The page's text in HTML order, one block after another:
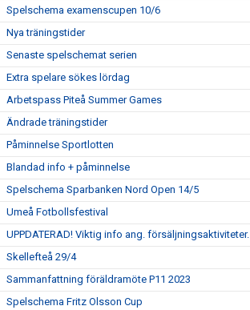
Spelschema examenscupen 10/6
Nya träningstider
Senaste spelschemat serien
Extra spelare sökes lördag
Arbetspass Piteå Summer Games
Ändrade träningstider
Påminnelse Sportlotten
Blandad info + påminnelse
Spelschema Sparbanken Nord Open 14/5
Umeå Fotbollsfestival
UPPDATERAD! Viktig info ang. försäljningsaktiviteter.
Skellefteå 29/4
Sammanfattning föräldramöte P11 2023
Spelschema Fritz Olsson Cup